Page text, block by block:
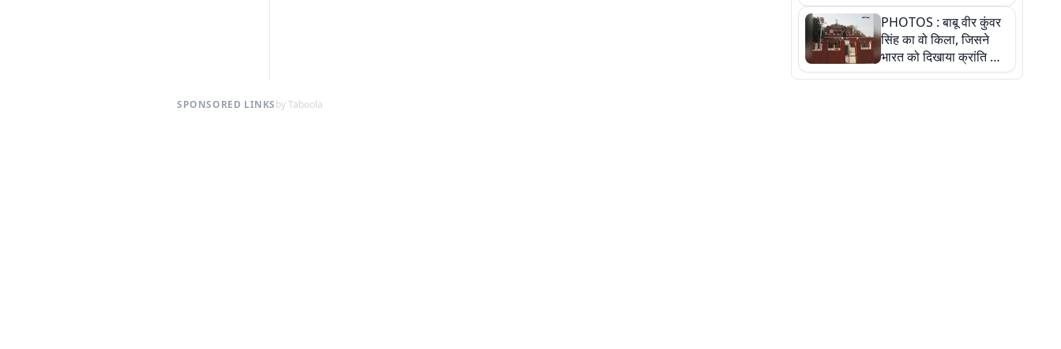
PHOTOS : बाबू वीर कुंवर
सिंह का वो किला, जिसने
भारत को दिखाया क्रांति का
रास्ता: तस्वीरों में देखिए
SPONSORED LINKSby Taboola